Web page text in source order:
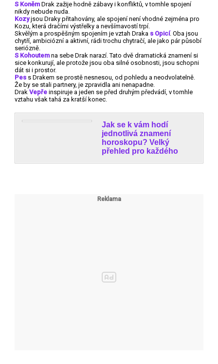
S Koněm Drak zažije hodně zábavy i konfliktů, v tomhle spojení
nikdy nebude nuda.
Kozyjsou Draky přitahovány, ale spojení není vhodné zejména pro
Kozu, která dračími výstřelky a nevšímavostí trpí.
Skvělým a prospěšným spojením je vztah Draka s Opicí. Oba jsou
chytří, ambiciózní a aktivní, rádi trochu chytračí, ale jako pár působí
seriózně.
S Kohoutem na sebe Drak narazí. Tato dvě dramatická znamení si
sice konkurují, ale protože jsou oba silné osobnosti, jsou schopni
dát si i prostor.
Pes s Drakem se prostě nesnesou, od pohledu a neodvolatelně.
Že by se stali partnery, je zpravidla ani nenapadne.
Drak Vepře inspiruje a jeden se před druhým předvádí, v tomhle
vztahu však tahá za kratší konec.
Jak se k vám hodí
jednotlivá znamení
horoskopu? Velký
přehled pro každého